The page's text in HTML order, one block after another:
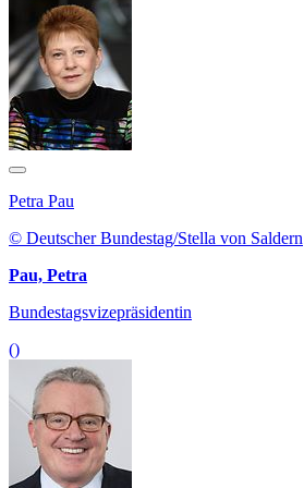
Petra Pau
© Deutscher Bundestag/Stella von Saldern
Pau, Petra
Bundestagsvizepräsidentin
()